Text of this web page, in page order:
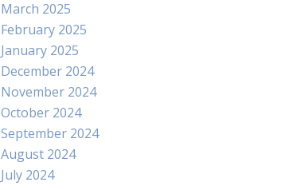
March 2025
February 2025
January 2025
December 2024
November 2024
October 2024
September 2024
August 2024
July 2024